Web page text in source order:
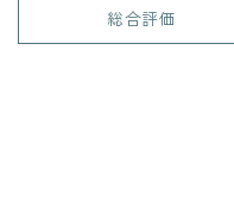
総合評価